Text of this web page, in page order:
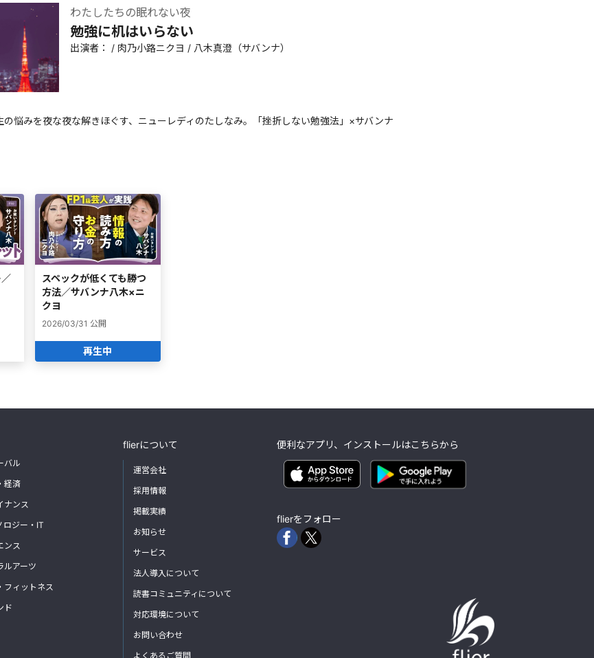
わたしたちの眠れない夜
勉強に机はいらない
出演者： / 肉乃小路ニクヨ / 八木真澄（サバンナ）
の悩みを夜な夜な解きほぐす、ニューレディのたしなみ。「挫折しない勉強法」×サバンナ
スペックが低くても勝つ
方法／サバンナ八木×ニ
クヨ
2026/03/31 公開
再生中
バル
経済
ナンス
ロジー・IT
ンス
ルアーツ
フィットネス
ド
flierについて
運営会社
採用情報
掲載実績
お知らせ
サービス
法人導入について
読書コミュニティについて
対応環境について
お問い合わせ
よくあるご質問
便利なアプリ、インストールはこちらから
flierをフォロー